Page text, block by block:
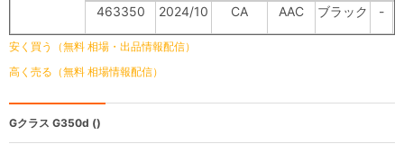
463350 2024/10 CA AAC ブラック -
安く買う（無料 相場・出品情報配信）
高く売る（無料 相場情報配信）
Gクラス G350d ()